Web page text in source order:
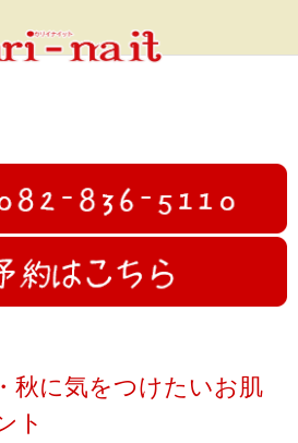
ル
秋に気をつけたいお肌
ト